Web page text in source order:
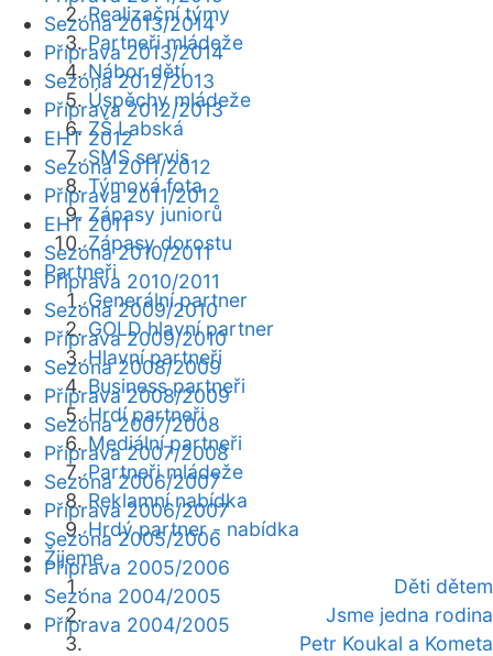
Realizační týmy
Partneři mládeže
Nábor dětí
Úspěchy mládeže
ZŠ Labská
SMS servis
Týmová fota
Zápasy juniorů
Zápasy dorostu
Partneři
Generální partner
GOLD hlavní partner
Hlavní partneři
Business partneři
Hrdí partneři
Mediální partneři
Partneři mládeže
Reklamní nabídka
Hrdý partner - nabídka
Žijeme
Děti dětem
Jsme jedna rodina
Petr Koukal a Kometa
Sezóna 2013/2014
Příprava 2013/2014
Sezóna 2012/2013
Příprava 2012/2013
EHT 2012
Sezóna 2011/2012
Příprava 2011/2012
EHT 2011
Sezóna 2010/2011
Příprava 2010/2011
Sezóna 2009/2010
Příprava 2009/2010
Sezóna 2008/2009
Příprava 2008/2009
Sezóna 2007/2008
Příprava 2007/2008
Sezóna 2006/2007
Příprava 2006/2007
Sezóna 2005/2006
Příprava 2005/2006
Sezóna 2004/2005
Příprava 2004/2005